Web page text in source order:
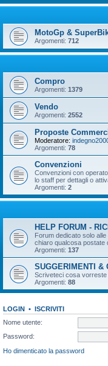
MotoGp &
Argomenti: 712
Compro
Argomenti: 1379
Vendo
Argomenti: 2552
Proposte
Moderatore:
Argomenti: 78
Convenzioni
Convenzioni con
lo staff per dettagli o
Argomenti: 2
HELP FORUM -
Forum dedicato solo
chiaro qualcosa postate
Argomenti: 137
SUGGERIMENTI &
Scriveteci cosa
Argomenti: 88
LOGIN •
ISCRIVITI
Nome utente:
Password:
Ho dimenticato la password